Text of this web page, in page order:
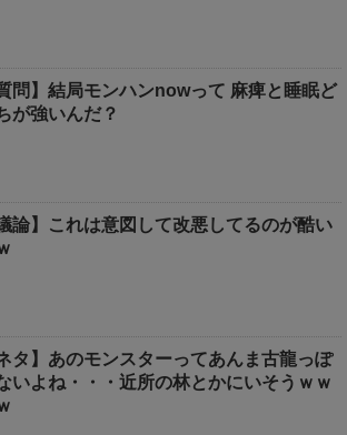
質問】結局モンハンnowって 麻痺と睡眠ど
が強いんだ？
議論】これは意図して改悪してるのが酷い
ネタ】あのモンスターってあんま古龍っぽ
いよね・・・近所の林とかにいそうｗｗ